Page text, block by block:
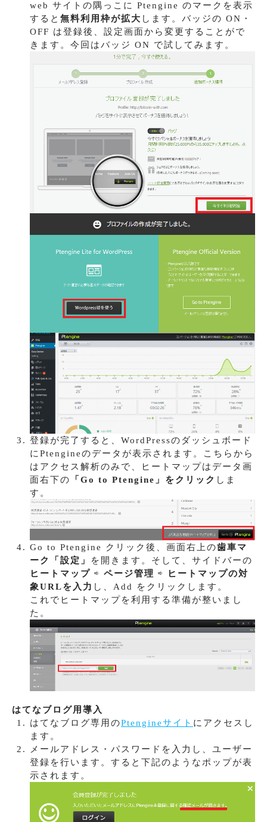
web サイトの隅っこに Ptengine のマークを表示
すると 無料利用枠が拡大 します。バッジの ON・
OFF は登録後、設定画面から変更することがで
きます。今回はバッジ ON で試してみます。
登録が完了すると、WordPressのダッシュボード
にPtengineのデータが表示されます。こちらから
はアクセス解析のみで、ヒートマップはデータ画
面右下の
「Go to Ptengine」をクリック しま
す。
Go to Ptengine クリック後、画面右上の歯車マ
ーク「設定」
を開きます。そして、サイドバーの
ヒートマップ ⇨ ページ管理 ⇨
ヒートマップの対
象URLを入力 し、Add をクリックします。
これでヒートマップを利用する準備が整いまし
た。
はてなブログ用導入
はてなブログ専用のPtengineサイト にアクセスし
ます。
メールアドレス・パスワードを入力し、ユーザー
登録を行います。すると下記のようなポップが表
示されます。